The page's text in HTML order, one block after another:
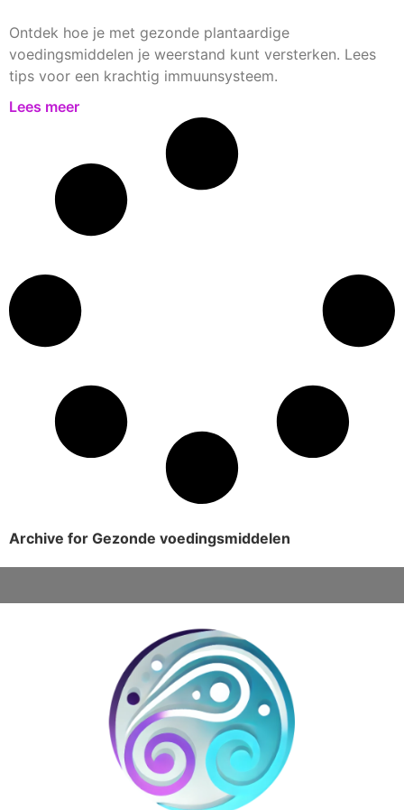
Ontdek hoe je met gezonde plantaardige
voedingsmiddelen je weerstand kunt versterken. Lees
tips voor een krachtig immuunsysteem.
Lees meer
Archive for Gezonde voedingsmiddelen